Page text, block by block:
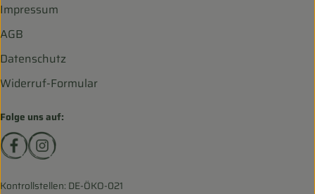
Impressum
AGB
Datenschutz
Widerruf-Formular
Folge uns auf:
Externer Link zu https://www.facebook.com/
Externer Link zu https://www.instagram.com/
Kontrollstellen: DE-ÖKO-021